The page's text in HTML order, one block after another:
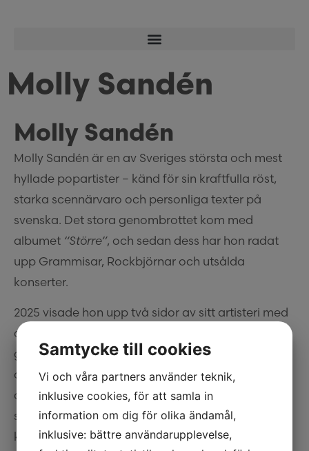
Molly Sandén
Molly Sandén
Molly Sandén är en av Sveriges största och mest
hyllade popartister – känd för sin kraftfulla röst,
starka scennärvaro och personliga texter på
svenska. Det stora genombrottet kom med
albumet “Större”, och sedan dess har hon radat
upp Grammisar, Rockbjörnar och utsålda
konserter.
2025 visade hon upp två sidor av sitt artisteri med
de hyllade albumen
glittrigt, discodoftande soundtrack till dansgolv
och förfester – och systeralbumet“Blåögd”
avskalat, nära och introspektivt. Två kontraster
som tillsammans speglar hela hennes
konstnärskap.
Samtycke till cookies
Vi och våra partners använder teknik,
inklusive cookies, för att samla in
information om dig för olika ändamål,
inklusive: bättre användarupplevelse,